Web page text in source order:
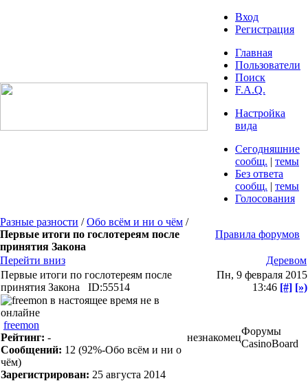
Вход
Регистрация
Главная
Пользователи
Поиск
F.A.Q.
Настройка
вида
Сегодняшние
сообщ. | темы
Без ответа
сообщ. | темы
Голосования
Разные разности /Обо всём и ни о чём /
Первые итоги по гослотереям после
принятия Закона
Правила форумов
Перейти вниз
Деревом
Первые итоги по гослотереям после
принятия Закона
ID:55514
Пн, 9 февраля 2015
13:46 [#] [»)
freemon
Рейтинг: -
Сообщений: 12 (92%-Обо всём и ни о
чём)
Зарегистрирован: 25 августа 2014
незнакомец
Форумы
CasinoBoard